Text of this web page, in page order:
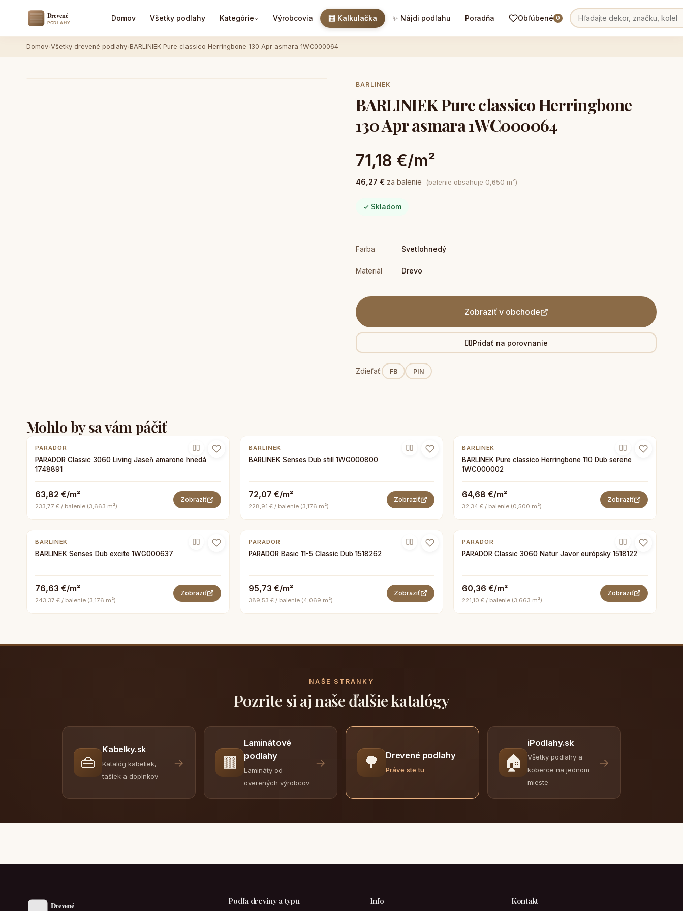
Domov Všetky podlahy Kategórie ⌄ Výrobcovia 🧮 Kalkulačka ✨ Nájdi podlahu Poradňa Obľúbené 0
Domov Všetky drevené podlahy BARLINIEK Pure classico Herringbone 130 Apr asmara 1WC000064
BARLINEK
BARLINIEK Pure classico Herringbone
130 Apr asmara 1WC000064
71,18 €/m²
46,27 € za balenie (balenie obsahuje 0,650 m²)
✓ Skladom
Farba Svetlohnedý
Materiál Drevo
Zobraziť v obchode
Pridať na porovnanie
Zdieľať: FB PIN
Mohlo by sa vám páčiť
PARADOR
PARADOR Classic 3060 Living Jaseň amarone hnedá
1748891
63,82 €/m²
233,77 € / balenie (3,663 m²)
Zobraziť
BARLINEK
BARLINEK Senses Dub still 1WG000800
72,07 €/m²
228,91 € / balenie (3,176 m²)
Zobraziť
BARLINEK
BARLINEK Pure classico Herringbone 110 Dub serene
1WC000002
64,68 €/m²
32,34 € / balenie (0,500 m²)
Zobraziť
BARLINEK
BARLINEK Senses Dub excite 1WG000637
76,63 €/m²
243,37 € / balenie (3,176 m²)
Zobraziť
PARADOR
PARADOR Basic 11-5 Classic Dub 1518262
95,73 €/m²
389,53 € / balenie (4,069 m²)
Zobraziť
PARADOR
PARADOR Classic 3060 Natur Javor európsky 1518122
60,36 €/m²
221,10 € / balenie (3,663 m²)
Zobraziť
NAŠE STRÁNKY
Pozrite si aj naše ďalšie katalógy
👜
Kabelky.sk
Katalóg kabeliek,
tašiek a doplnkov
→ 🟫
Laminátové
podlahy
Lamináty od
overených výrobcov
→ 🌳 Drevené podlahy
Práve ste tu 🏠
iPodlahy.sk
Všetky podlahy a
koberce na jednom
mieste
→
Podľa dreviny a typu Info Kontakt